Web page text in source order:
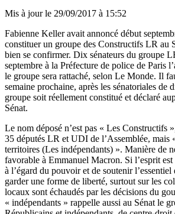
Mis à jour le 29/09/2017 à 15:52
Fabienne Keller avait annoncé début
constituer un groupe des Constructifs LR au
bien se confirmer. Dix sénateurs du groupe
septembre à la Préfecture de police de Paris
le groupe sera rattaché, selon Le Monde. Il
semaine prochaine, après les sénatoriales de
groupe soit réellement constitué et déclaré
Sénat.
Le nom déposé n’est pas « Les Constructifs
35 députés LR et UDI de l’Assemblée, mais
territoires (Les indépendants) ». Manière de
favorable à Emmanuel Macron. Si l’esprit
à l’égard du pouvoir et de soutenir l’essentiel
garder une forme de liberté, surtout sur les
locaux sont échaudés par les décisions du
« indépendants » rappelle aussi au Sénat le